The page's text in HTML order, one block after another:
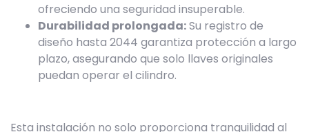
ofreciendo una seguridad insuperable.
Durabilidad prolongada:Su registro de
diseño hasta 2044 garantiza protección a largo
plazo, asegurando que solo llaves originales
puedan operar el cilindro.
Esta instalación no solo proporciona tranquilidad al